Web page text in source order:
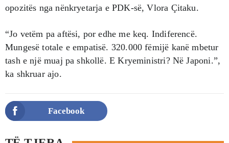
opozitës nga nënkryetarja e PDK-së, Vlora Çitaku.
“Jo vetëm pa aftësi, por edhe me keq. Indiferencë.
Mungesë totale e empatisë. 320.000 fëmijë kanë mbetur
tash e një muaj pa shkollë. E Kryeministri? Në Japoni.”,
ka shkruar ajo.
Facebook